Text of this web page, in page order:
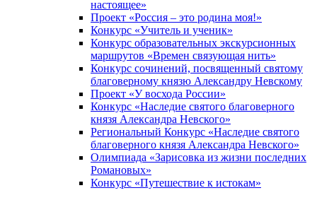
настоящее»
Проект «Россия – это родина моя!»
Конкурс «Учитель и ученик»
Конкурс образовательных экскурсионных
маршрутов «Времен связующая нить»
Конкурс сочинений, посвященный святому
благоверному князю Александру Невскому
Проект «У восхода России»
Конкурс «Наследие святого благоверного
князя Александра Невского»
Региональный Конкурс «Наследие святого
благоверного князя Александра Невского»
Олимпиада «Зарисовка из жизни последних
Романовых»
Конкурс «Путешествие к истокам»